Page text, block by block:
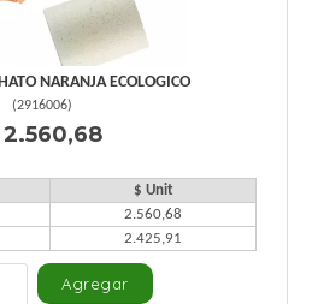
NARANJA ECOLOGICO
(2916006)
2.560,68
$ Unit
2.560,68
2.425,91